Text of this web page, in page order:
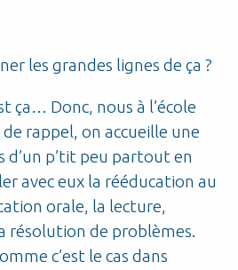
les grandes lignes de ça ?
ça… Donc, nous à l’école
rappel, on accueille une
d’un p’tit peu partout en
avec eux la rééducation au
orale, la lecture,
résolution de problèmes.
c’est le cas dans